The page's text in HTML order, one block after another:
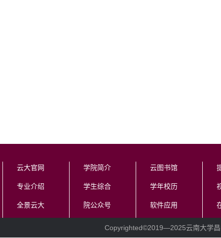
云大官网
专业介绍
全景云大
学院简介
学生综合
院公众号
云图书馆
学年校历
软件应用
Copyrighted©2019—2025云南大学